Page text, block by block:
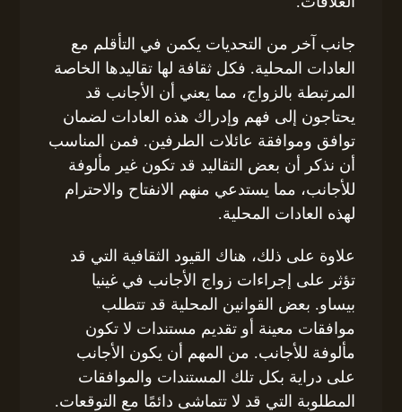
جانب آخر من التحديات يكمن في التأقلم مع
العادات المحلية. فكل ثقافة لها تقاليدها الخاصة
المرتبطة بالزواج، مما يعني أن الأجانب قد
يحتاجون إلى فهم وإدراك هذه العادات لضمان
توافق وموافقة عائلات الطرفين. فمن المناسب
أن نذكر أن بعض التقاليد قد تكون غير مألوفة
للأجانب، مما يستدعي منهم الانفتاح والاحترام
لهذه العادات المحلية.
علاوة على ذلك، هناك القيود الثقافية التي قد
تؤثر على إجراءات زواج الأجانب في غينيا
بيساو. بعض القوانين المحلية قد تتطلب
موافقات معينة أو تقديم مستندات لا تكون
مألوفة للأجانب. من المهم أن يكون الأجانب
على دراية بكل تلك المستندات والموافقات
المطلوبة التي قد لا تتماشى دائمًا مع التوقعات.